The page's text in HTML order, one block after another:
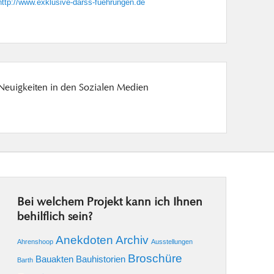
www.exklusive-darss-fuehrungen.de
in den Sozialen Medien
Bei welchem Projekt kann ich Ihnen
behilflich sein?
Ahrenshoop Anekdoten Archiv Ausstellungen
Barth Bauakten Bauhistorien Broschüre